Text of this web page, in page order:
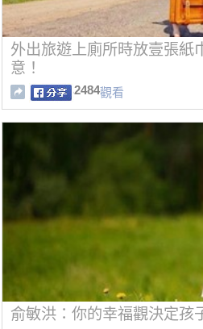
外出旅遊上廁所時放壹張紙
意！
2484觀看
俞敏洪：你的幸福觀決定孩